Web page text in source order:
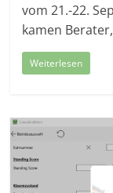
vom 21.-22.
kamen Berater,
Weiterlesen